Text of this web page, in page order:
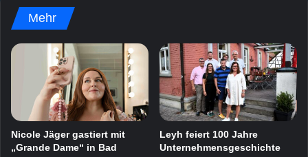
Mehr
Nicole Jäger gastiert mit
„Grande Dame“ in Bad
Leyh feiert 100 Jahre
Unternehmensgeschichte